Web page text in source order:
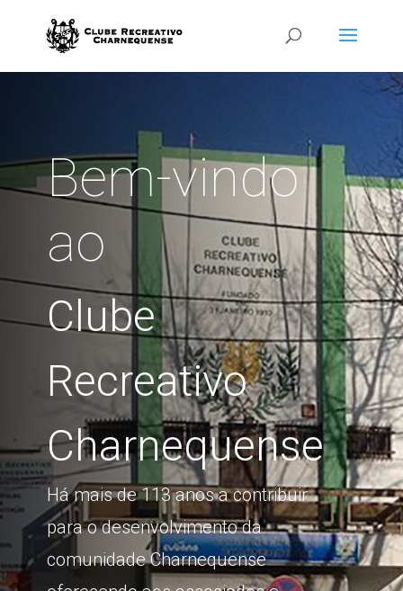
Bem-vindo
ao
Clube
Recreativo
Charnequense
Há mais de 113 anos a contribuir
para o desenvolvimento da
comunidade Charnequense